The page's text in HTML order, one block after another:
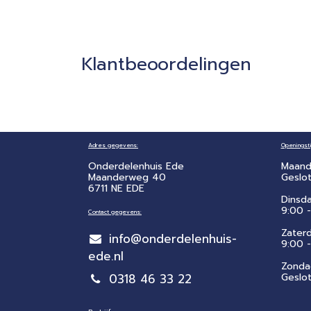
Klantbeoordelingen
Adres gegevens:
Onderdelenhuis Ede
Maanderweg 40
6711 NE EDE
Contact gegevens:
info@onderdelenhuis-
ede.nl
0318 46 33 22
9:00
​9:00